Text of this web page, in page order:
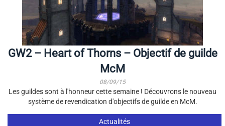
GW2 – Heart of Thorns – Objectif de guilde
McM
08/09/15
Les guildes sont à l'honneur cette semaine ! Découvrons le nouveau
système de revendication d'objectifs de guilde en McM.
Actualités